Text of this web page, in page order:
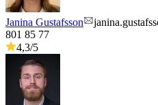
Janina Gustafsson
801 85 77
4,3/5